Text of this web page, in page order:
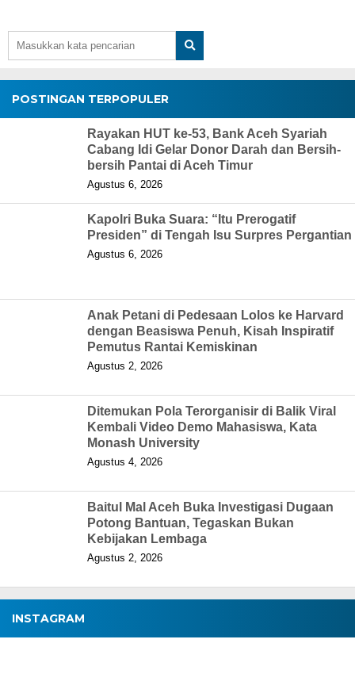
POSTINGAN TERPOPULER
Rayakan HUT ke-53, Bank Aceh Syariah
Cabang Idi Gelar Donor Darah dan Bersih-
bersih Pantai di Aceh Timur
Agustus 6, 2026
Kapolri Buka Suara: “Itu Prerogatif
Presiden” di Tengah Isu Surpres Pergantian
Agustus 6, 2026
Anak Petani di Pedesaan Lolos ke Harvard
dengan Beasiswa Penuh, Kisah Inspiratif
Pemutus Rantai Kemiskinan
Agustus 2, 2026
Ditemukan Pola Terorganisir di Balik Viral
Kembali Video Demo Mahasiswa, Kata
Monash University
Agustus 4, 2026
Baitul Mal Aceh Buka Investigasi Dugaan
Potong Bantuan, Tegaskan Bukan
Kebijakan Lembaga
Agustus 2, 2026
INSTAGRAM